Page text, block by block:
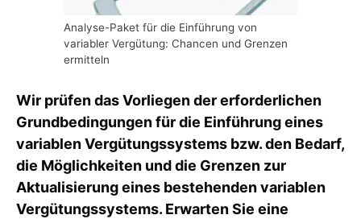
Analyse-Paket für die Einführung von
variabler Vergütung: Chancen und Grenzen
ermitteln
Wir prüfen das Vorliegen der erforderlichen
Grundbedingungen für die Einführung eines
variablen Vergütungssystems bzw. den Bedarf,
die Möglichkeiten und die Grenzen zur
Aktualisierung eines bestehenden variablen
Vergütungssystems. Erwarten Sie eine